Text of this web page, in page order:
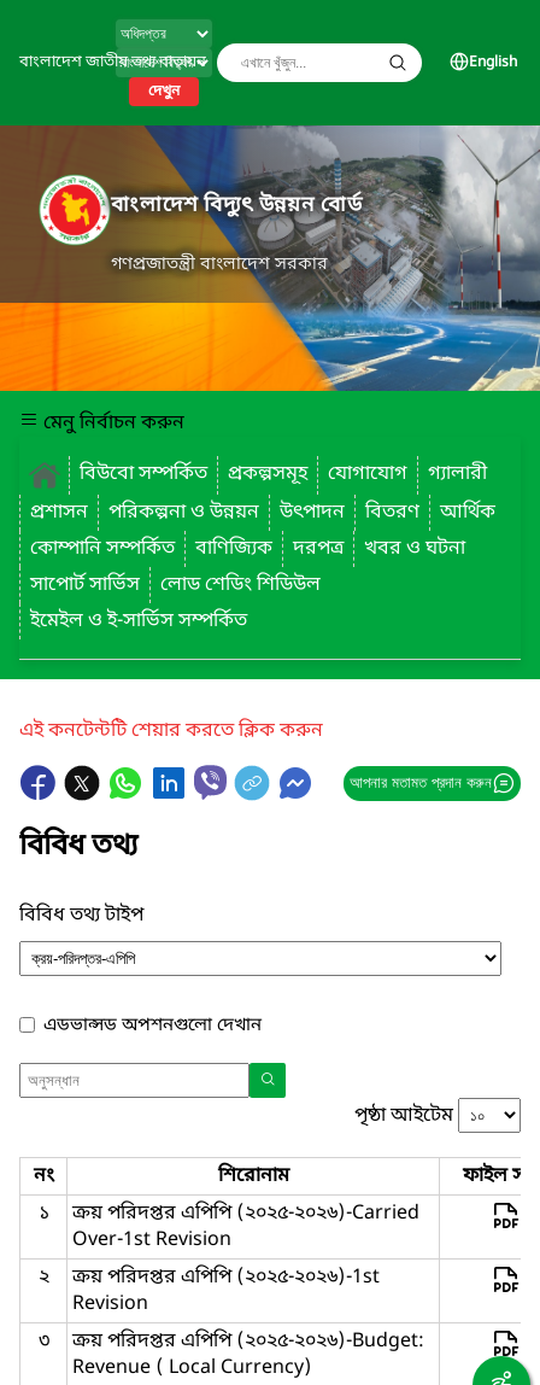
বাংলাদেশ জাতীয় তথ্য বাতায়ন
দেখুন
English
বাংলাদেশ বিদ্যুৎ উন্নয়ন বোর্ড
গণপ্রজাতন্ত্রী বাংলাদেশ সরকার
মেনু নির্বাচন করুন
বিউবো সম্পর্কিত
প্রকল্পসমূহ যোগাযোগ
গ্যালারী
প্রশাসন
পরিকল্পনা ও উন্নয়ন উৎপাদন বিতরণ
আর্থিক
কোম্পানি সম্পর্কিত
বাণিজ্যিক দরপত্র
খবর ও ঘটনা
সাপোর্ট সার্ভিস
লোড শেডিং শিডিউল
ইমেইল ও ই-সার্ভিস সম্পর্কিত
এই কনটেন্টটি শেয়ার করতে ক্লিক করুন
আপনার মতামত প্রদান করুন
বিবিধ তথ্য
বিবিধ তথ্য টাইপ
এডভান্সড অপশনগুলো দেখান
পৃষ্ঠা আইটেম
নং শিরোনাম
ফাইল
১
ক্রয় পরিদপ্তর এপিপি (২০২৫-২০২৬)-Carried
Over-1st Revision
২
ক্রয় পরিদপ্তর এপিপি (২০২৫-২০২৬)-1st
Revision
৩
ক্রয় পরিদপ্তর এপিপি (২০২৫-২০২৬)-Budget:
Revenue ( Local Currency)